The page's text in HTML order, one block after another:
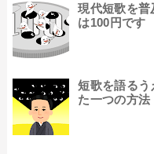
現代短歌を
は100円です
短歌を語るう
た一つの方法